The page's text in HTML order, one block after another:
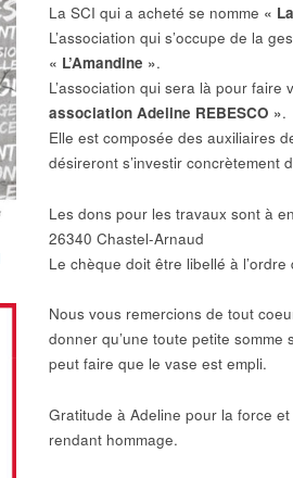
La SCI qui a acheté se nomme «
L’association qui s’occupe de la
« L’Amandine ».
L’association qui sera là pour faire
association Adeline REBESCO ».
Elle est composée des auxiliaires
désireront s’investir concrètement
Les dons pour les travaux sont à
26340 Chastel-Arnaud
Le chèque doit être libellé à l’ordre
Nous vous remercions de tout
donner qu’une toute petite somme
peut faire que le vase est empli.
Gratitude à Adeline pour la force
rendant hommage.